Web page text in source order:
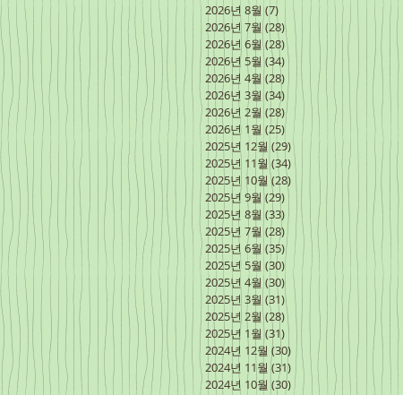
2026년 8월 (7) 게시물 7개
2026년 7월 (28)게시물 28개
2026년 6월 (28)게시물 28개
2026년 5월 (34)게시물 34개
2026년 4월 (28) 게시물 28개
2026년 3월 (34) 게시물 34개
2026년 2월 (28)게시물 28개
2026년 1월 (25) 게시물 25개
2025년 12월 (29)게시물 29개
2025년 11월 (34) 게시물 34개
2025년 10월 (28) 게시물 28개
2025년 9월 (29) 게시물 29개
2025년 8월 (33) 게시물 33개
2025년 7월 (28)게시물 28개
2025년 6월 (35)게시물 35개
2025년 5월 (30) 게시물 30개
2025년 4월 (30) 게시물 30개
2025년 3월 (31)게시물 31개
2025년 2월 (28)게시물 28개
2025년 1월 (31)
2024년 12월 (30) 게시물 30개
2024년 11월 (31) 게시물 31개
2024년 10월 (30) 게시물 30개